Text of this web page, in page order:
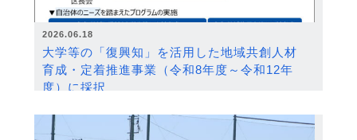
2026.06.18
大学等の「復興知」を活用した地域共創人材
育成・定着推進事業（令和8年度～令和12年
度）に採択